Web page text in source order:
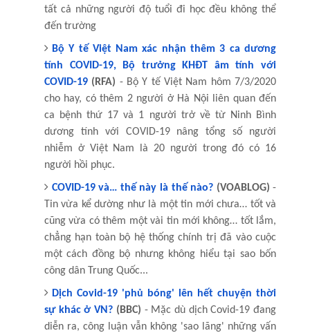
tất cả những người độ tuổi đi học đều không thể
đến trường
Bộ Y tế Việt Nam xác nhận thêm 3 ca dương
tính COVID-19, Bộ trưởng KHĐT âm tính với
COVID-19(RFA) - Bộ Y tế Việt Nam hôm 7/3/2020
cho hay, có thêm 2 người ở Hà Nội liên quan đến
ca bệnh thứ 17 và 1 người trở về từ Ninh Bình
dương tính với COVID-19 nâng tổng số người
nhiễm ở Việt Nam là 20 người trong đó có 16
người hồi phục.
COVID-19 và… thế này là thế nào? (VOABLOG)-
Tin vừa kể dường như là một tin mới chưa… tốt và
cũng vừa có thêm một vài tin mới không… tốt lắm,
chẳng hạn toàn bộ hệ thống chính trị đã vào cuộc
một cách đồng bộ nhưng không hiểu tại sao bốn
công dân Trung Quốc...
Dịch Covid-19 'phủ bóng' lên hết chuyện thời
sự khác ở VN? (BBC) - Mặc dù dịch Covid-19 đang
diễn ra, công luận vẫn không 'sao lãng' những vấn